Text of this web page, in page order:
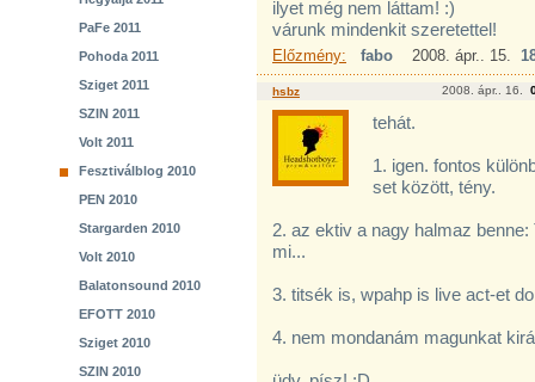
PaFe 2011
Pohoda 2011
Sziget 2011
SZIN 2011
Volt 2011
Fesztiválblog 2010
PEN 2010
Stargarden 2010
Volt 2010
Balatonsound 2010
EFOTT 2010
Sziget 2010
SZIN 2010
ilyet még nem láttam! :)
várunk mindenkit szeretettel!
Előzmény: fabo 2008. ápr.. 15.
hsbz 2008. ápr.. 16.
tehát.
1. igen. fontos
set között, tény.
2. az ektiv a nagy halmaz
mi...
3. titsék is, wpahp is live act-et
4. nem mondanám magunkat